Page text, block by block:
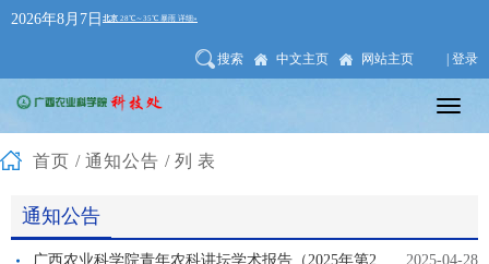
2026年8月7日
搜索 中文主页 网站主页 | 登录
首页 / 通知公告 /列表
通知公告
2025-04-28
广西农业科学院青年农科讲坛学术报告（2025年第2